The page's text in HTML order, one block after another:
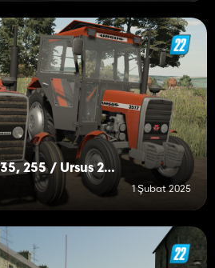
Massey Ferguson 235, 255 / Ursus 2812, 3512
1 Şubat 2025